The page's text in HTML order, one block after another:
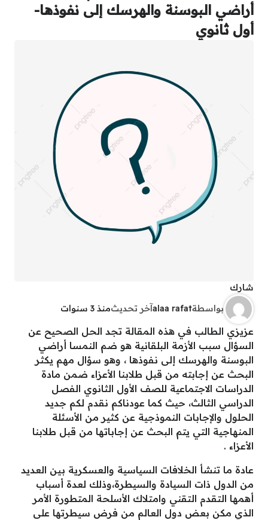
أراضي البوسنة والهرسك إلى نفوذها-
أول ثانوي
شارك
بواسطةalaa rafatآخر تحديثمنذ 3 سنوات
عزيزي الطالب في هذه المقالة تجد الحل الصحيح عن
السؤال سبب الأزمة البلقانية هو ضم النمسا أراضي
البوسنة والهرسك إلى نفوذها ، وهو سؤال مهم يكثر
البحث عن إجابته من قبل طلابنا الأعزاء ضمن مادة
الدراسات الاجتماعية للصف الأول الثانوي الفصل
الدراسي الثالث، حيث كما عودناكم نقدم لكم جديد
الحلول والإجابات النموذجية عن كثير من الأسئلة
المنهاجية التي يتم البحث عن إجاباتها من قبل طلابنا
الأعزاء .
عادة ما تنشأ الخلافات السياسية والعسكرية بين العديد
من الدول ذات السيادة والسيطرة،وذلك لعدة أسباب
أهمها التقدم التقني وامتلاك الأسلحة المتطورة الأمر
الذي مكن بعض دول العالم من فرض سيطرتها على